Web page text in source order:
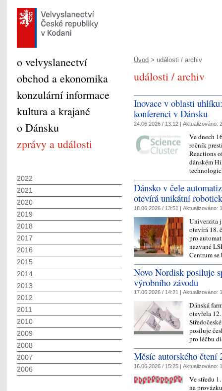
Úvod > události / archiv
události / archiv
Inovace v oblasti
konferenci v Dánsku
24.06.2026 / 13:12 | Aktualizováno:
Ve dnech
ročník
Reactions
dánském
Dánsko v čele
otevírá unikátní
18.06.2026 / 13:51 | Aktualizováno:
Univerzita
otevírá 18.
pro
nazvané
Centrum
Novo Nordisk posiluje
výrobního závodu
17.06.2026 / 14:21 | Aktualizováno:
Dánská
otevřela
posiluje
pro léčbu
Měsíc autorského čtení
16.06.2026 / 15:25 | Aktualizováno:
Ve středu
na
o velvyslanectví
obchod a ekonomika
konzulární informace
kultura a krajané
o Dánsku
zprávy a události
2022
2021
2020
2019
2018
2017
2016
2015
2014
2013
2012
2011
2010
2009
2008
2007
2006